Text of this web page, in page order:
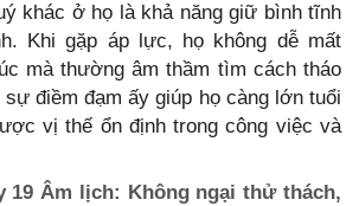
khác ở họ là khả năng giữ bình tĩnh
Khi gặp áp lực, họ không dễ mất
mà thường âm thầm tìm cách tháo
điềm đạm ấy giúp họ càng lớn tuổi
vị thế ổn định trong công việc và
19 Âm lịch: Không ngại thử thách,